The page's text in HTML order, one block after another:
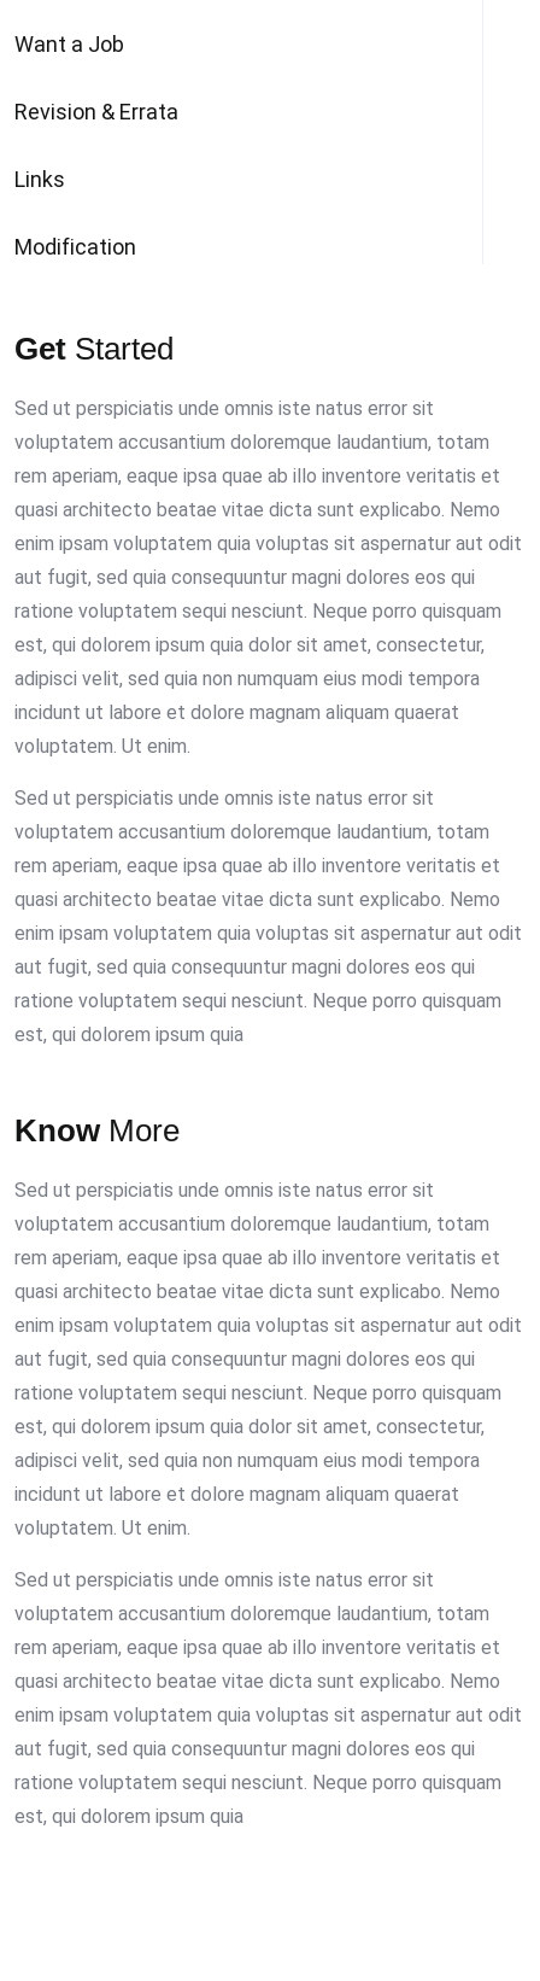
Want a Job
Revision & Errata
Links
Modification
Get Started
Sed ut perspiciatis unde omnis iste natus error sit
voluptatem accusantium doloremque laudantium, totam
rem aperiam, eaque ipsa quae ab illo inventore veritatis et
quasi architecto beatae vitae dicta sunt explicabo. Nemo
enim ipsam voluptatem quia voluptas sit aspernatur aut odit
aut fugit, sed quia consequuntur magni dolores eos qui
ratione voluptatem sequi nesciunt. Neque porro quisquam
est, qui dolorem ipsum quia dolor sit amet, consectetur,
adipisci velit, sed quia non numquam eius modi tempora
incidunt ut labore et dolore magnam aliquam quaerat
voluptatem. Ut enim.
Sed ut perspiciatis unde omnis iste natus error sit
voluptatem accusantium doloremque laudantium, totam
rem aperiam, eaque ipsa quae ab illo inventore veritatis et
quasi architecto beatae vitae dicta sunt explicabo. Nemo
enim ipsam voluptatem quia voluptas sit aspernatur aut odit
aut fugit, sed quia consequuntur magni dolores eos qui
ratione voluptatem sequi nesciunt. Neque porro quisquam
est, qui dolorem ipsum quia
KnowMore
Sed ut perspiciatis unde omnis iste natus error sit
voluptatem accusantium doloremque laudantium, totam
rem aperiam, eaque ipsa quae ab illo inventore veritatis et
quasi architecto beatae vitae dicta sunt explicabo. Nemo
enim ipsam voluptatem quia voluptas sit aspernatur aut odit
aut fugit, sed quia consequuntur magni dolores eos qui
ratione voluptatem sequi nesciunt. Neque porro quisquam
est, qui dolorem ipsum quia dolor sit amet, consectetur,
adipisci velit, sed quia non numquam eius modi tempora
incidunt ut labore et dolore magnam aliquam quaerat
voluptatem. Ut enim.
Sed ut perspiciatis unde omnis iste natus error sit
voluptatem accusantium doloremque laudantium, totam
rem aperiam, eaque ipsa quae ab illo inventore veritatis et
quasi architecto beatae vitae dicta sunt explicabo. Nemo
enim ipsam voluptatem quia voluptas sit aspernatur aut odit
aut fugit, sed quia consequuntur magni dolores eos qui
ratione voluptatem sequi nesciunt. Neque porro quisquam
est, qui dolorem ipsum quia